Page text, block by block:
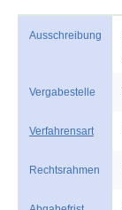
Ausschreibung
Vergabestelle
Verfahrensart
Rechtsrahmen